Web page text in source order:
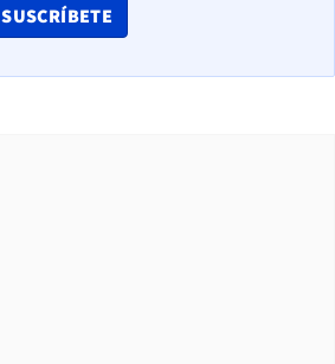
SUSCRÍBETE
OPENS IN NEW WINDOW